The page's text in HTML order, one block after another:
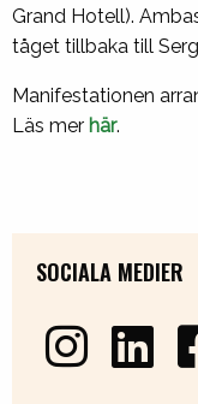
Grand Hotell).
tåget tillbaka till
Manifestationen
Läs mer här.
SOCIALA MEDIER